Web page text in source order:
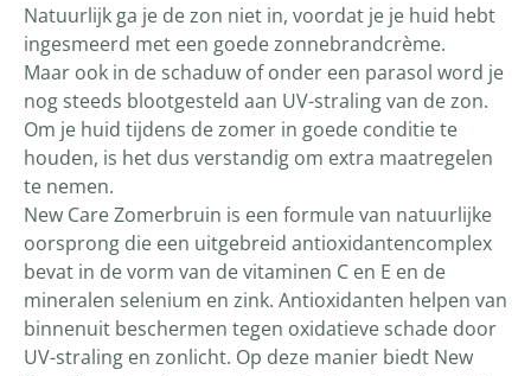
Natuurlijk ga je de zon niet in, voordat je je huid hebt
ingesmeerd met een goede zonnebrandcrème.
Maar ook in de schaduw of onder een parasol word je
nog steeds blootgesteld aan UV-straling van de zon.
Om je huid tijdens de zomer in goede conditie te
houden, is het dus verstandig om extra maatregelen
te nemen.
New Care Zomerbruin is een formule van natuurlijke
oorsprong die een uitgebreid antioxidantencomplex
bevat in de vorm van de vitaminen C en E en de
mineralen selenium en zink. Antioxidanten helpen van
binnenuit beschermen tegen oxidatieve schade door
UV-straling en zonlicht. Op deze manier biedt New